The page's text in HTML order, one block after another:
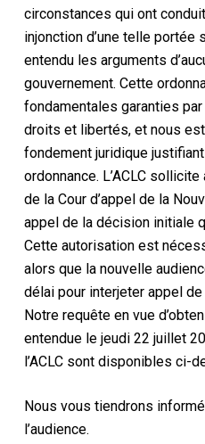
circonstances qui ont conduit
injonction d’une telle portée
entendu les arguments
gouvernement. Cette
fondamentales garanties
droits et libertés, et nous
fondement juridique justifiant
ordonnance. L’ACLC
de la Cour d’appel de la
appel de la décision initiale
Cette autorisation est
alors que la nouvelle
délai pour interjeter appel
Notre requête en vue
entendue le jeudi 22 juillet
l’ACLC sont disponibles ci-
Nous vous tiendrons
l’audience.